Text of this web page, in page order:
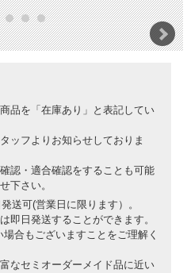
品を「在庫あり」と表記してい
ッフよりお知らせしておりま
認・適合確認をすることも可能
下さい。
送可(営業日に限ります）。
即日発送することができます。
合もございますことをご理解く
なセミオーダーメイド品に近い